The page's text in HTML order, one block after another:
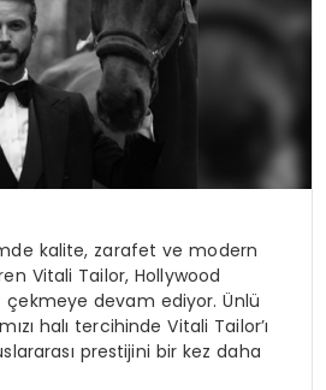
kalite, zarafet ve modern
Vitali Tailor, Hollywood
çekmeye devam ediyor. Ünlü
halı tercihinde Vitali Tailor’ı
prestijini bir kez daha